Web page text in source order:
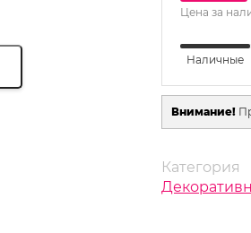
Цена за
Наличные
Внимание!
Категория